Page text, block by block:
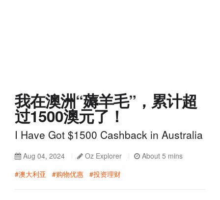
我在澳洲“薅羊毛”，累计超
过1500澳元了！
I Have Got $1500 Cashback in Australia
Aug 04, 2024 Oz Explorer
About 5 mins
#澳大利亚
#购物优惠 #投资理财